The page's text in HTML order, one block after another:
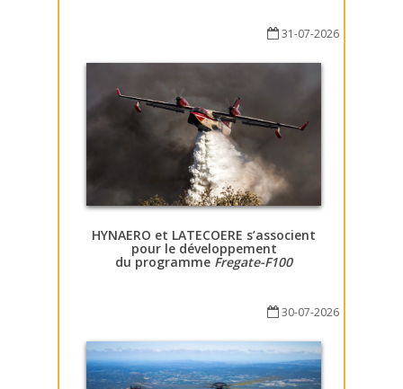
31-07-2026
HYNAERO et LATECOERE s’associent
pour le développement
du programme Fregate-F100
30-07-2026